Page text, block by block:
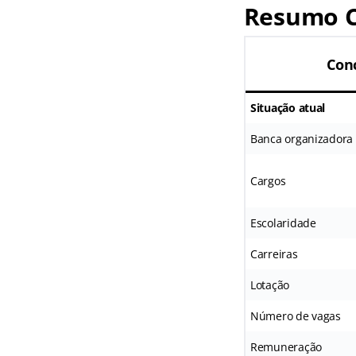
Resumo
Situação atual
Banca organizadora
Cargos
Escolaridade
Carreiras
Lotação
Número de vagas
Remuneração